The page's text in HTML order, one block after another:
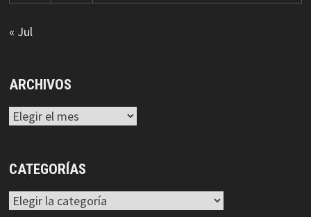
« Jul
ARCHIVOS
Archivos
CATEGORÍAS
Categorías